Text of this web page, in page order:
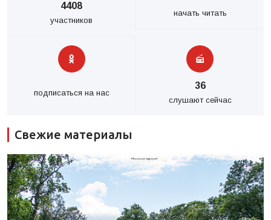
4408
участников
начать читать
подписаться на нас
36
слушают сейчас
Свежие материалы